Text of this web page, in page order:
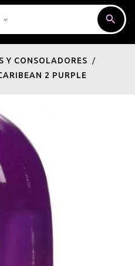
Y CONSOLADORES
2 PURPLE